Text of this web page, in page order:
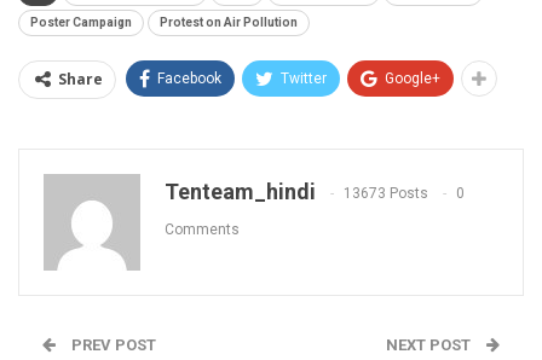
Poster Campaign Protest on Air Pollution
Share Facebook Twitter Google+
Tenteam_hindi 13673 Posts 0
Comments
PREV POST NEXT POST